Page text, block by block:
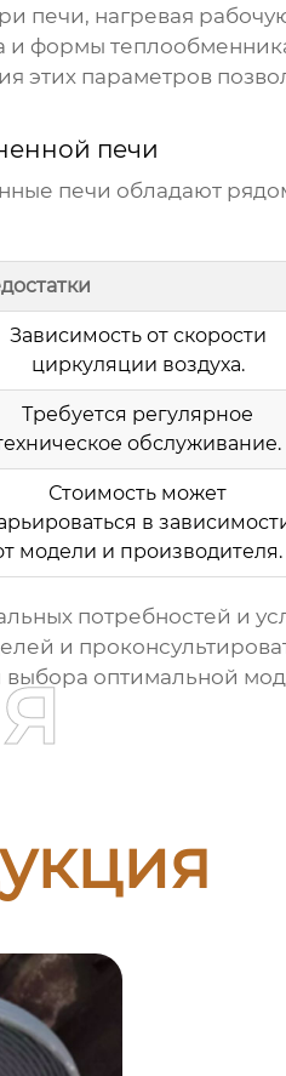
печи, нагревая
и формы
этих параметров
печи
печи обладают
Зависимость от скорости
циркуляции воздуха.
Требуется регулярное
обслуживание.
Стоимость может
в
модели и производителя.
потребностей и
и
оптимальной